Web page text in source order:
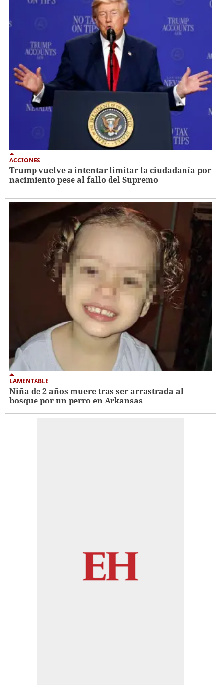
ACCIONES
Trump vuelve a intentar limitar la ciudadanía por
nacimiento pese al fallo del Supremo
LAMENTABLE
Niña de 2 años muere tras ser arrastrada al
bosque por un perro en Arkansas